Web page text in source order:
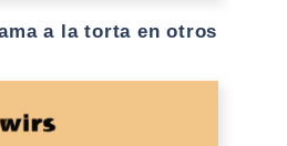
a la torta en otros